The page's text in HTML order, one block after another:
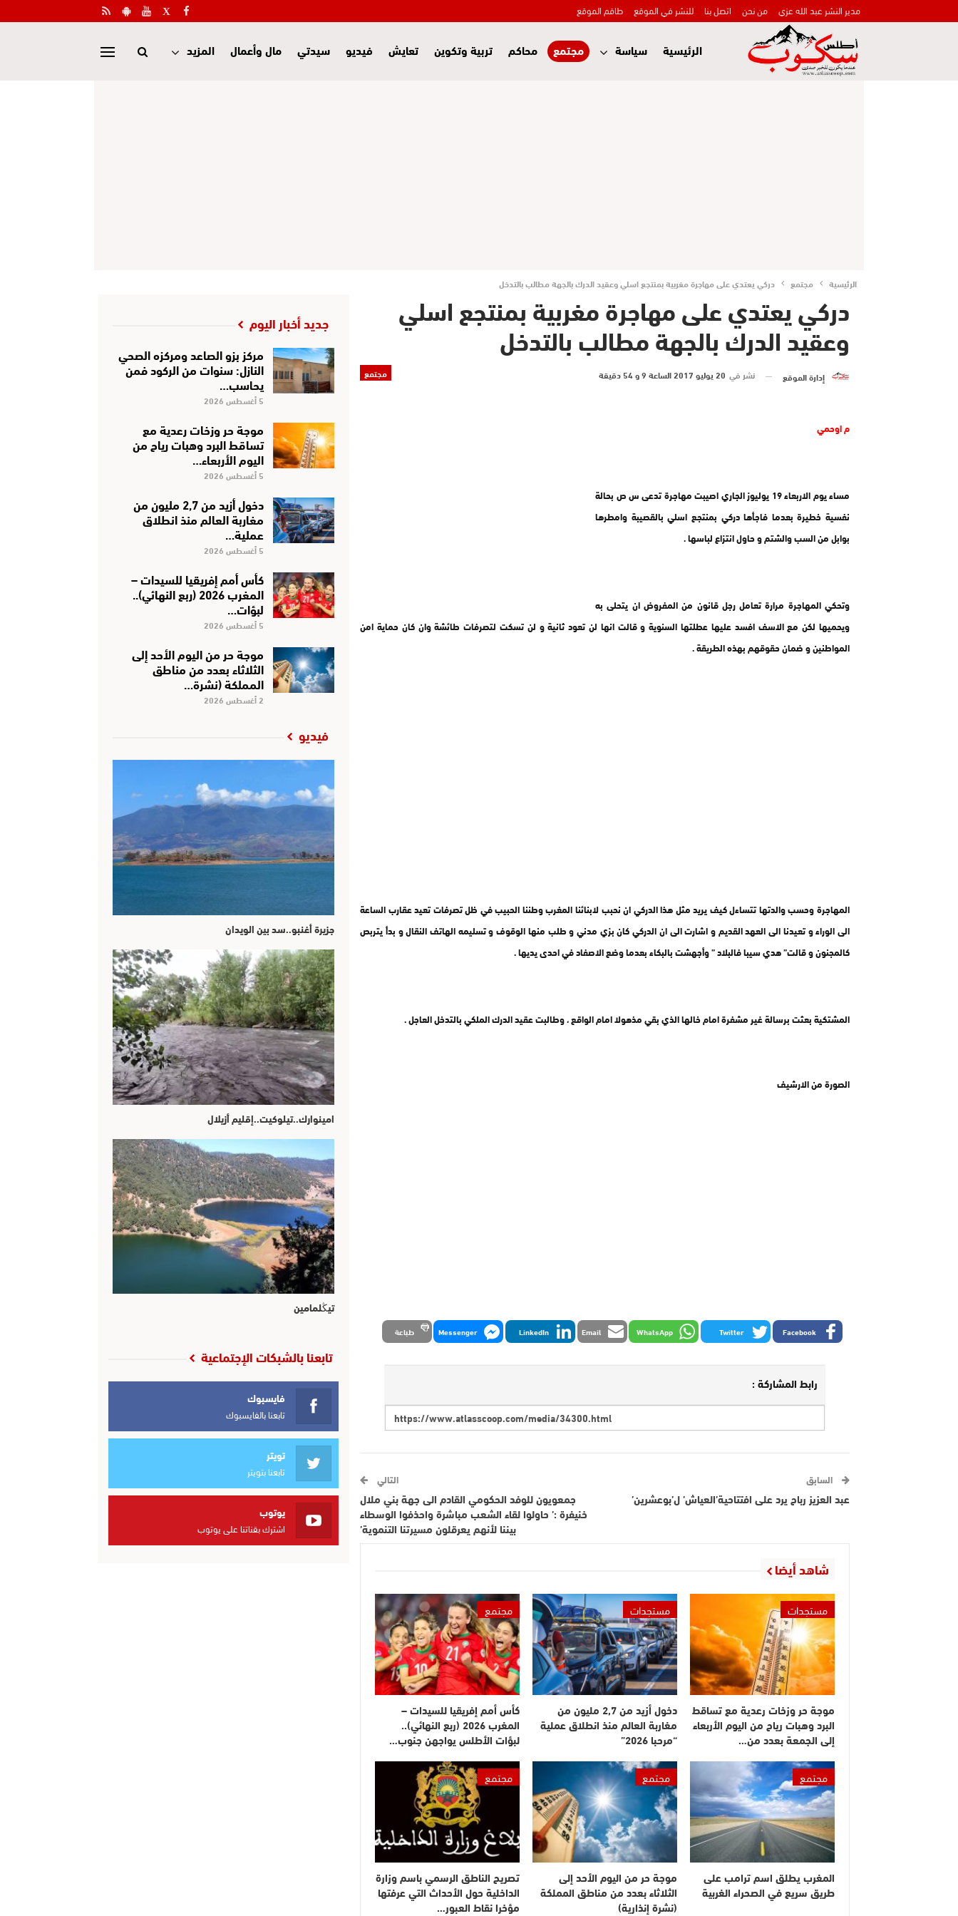
مدير النشر عبد الله عزي من نحن اتصل بنا للنشر في الموقع طاقم الموقع
الرئيسية سياسة مجتمع محاكم تربية وتكوين تعايش فيديو سيدتي مال وأعمال المزيد
الرئيسية مجتمع دركي يعتدي على مهاجرة مغربية بمنتجع اسلي وعقيد الدرك بالجهة مطالب بالتدخل
دركي يعتدي على مهاجرة مغربية بمنتجع اسلي
وعقيد الدرك بالجهة مطالب بالتدخل
مجتمع إدارة الموقع نشر في 20 يوليو 2017 الساعة 9 و 54 دقيقة
م اوحمي
مساء يوم الاربعاء 19 يوليوز الجاري اصيبت مهاجرة تدعى س ص بحالة
نفسية خطيرة بعدما فاجأها دركي بمنتجع اسلي بالقصيبة وامطرها
بوابل من السب والشتم و حاول انتزاع لباسها .
وتحكي المهاجرة مرارة تعامل رجل قانون من المفروض ان يتحلى به
ويحميها لكن مع الاسف افسد عليها عطلتها السنوية و قالت انها لن تعود ثانية و لن تسكت لتصرفات طائشة وان كان حماية امن
المواطنين و ضمان حقوقهم بهذه الطريقة .
المهاجرة وحسب والدتها تتساءل كيف يريد مثل هذا الدركي ان نحبب لابنائنا المغرب وطننا الحبيب في ظل تصرفات تعيد عقارب الساعة
الى الوراء و تعيدنا الى العهد القديم و اشارت الى ان الدركي كان بزي مدني و طلب منها الوقوف و تسليمه الهاتف النقال و بدأ يتربص
كالمجنون و قالت” هدي سيبا فالبلاد ” وأجهشت بالبكاء بعدما وضع الاصفاد في احدى يديها .
المشتكية بعثت برسالة غير مشفرة امام خالها الذي بقي مذهولا امام الواقع ، وطالبت عقيد الدرك الملكي بالتدخل العاجل .
الصورة من الارشيف
Facebook
Twitter
WhatsApp
Email
LinkedIn
Messenger طباعة
رابط المشاركة :
السابق
عبد العزيز رباح يرد على افتتاحية’العياش’ ل’بوعشرين’
التالي
جمعويون للوفد الحكومي القادم الى جهة بني ملال
خنيفرة :’ حاولوا لقاء الشعب مباشرة واحذفوا الوسطاء
بيننا لأنهم يعرقلون مسيرتنا التنموية’
شاهد أيضا
مستجدات
موجة حر وزخات رعدية مع تساقط
البرد وهبات رياح من اليوم الأربعاء
إلى الجمعة بعدد من…
مستجدات
دخول أزيد من 2,7 مليون من
مغاربة العالم منذ انطلاق عملية
“مرحبا 2026”
مجتمع
كأس أمم إفريقيا للسيدات –
المغرب 2026 (ربع النهائي)..
لبؤات الأطلس يواجهن جنوب…
مجتمع
المغرب يطلق اسم ترامب على
طريق سريع في الصحراء الغربية
مجتمع
موجة حر من اليوم الأحد إلى
الثلاثاء بعدد من مناطق المملكة
(نشرة إنذارية)
مجتمع
تصريح الناطق الرسمي باسم وزارة
الداخلية حول الأحداث التي عرفتها
مؤخرا نقاط العبور…
جديد أخبار اليوم
مركز بزو الصاعد ومركزه الصحي
النازل: سنوات من الركود فمن
يحاسب…
5 أغسطس 2026
موجة حر وزخات رعدية مع
تساقط البرد وهبات رياح من
اليوم الأربعاء…
5 أغسطس 2026
دخول أزيد من 2,7 مليون من
مغاربة العالم منذ انطلاق
عملية…
5 أغسطس 2026
كأس أمم إفريقيا للسيدات –
المغرب 2026 (ربع النهائي)..
لبؤات…
5 أغسطس 2026
موجة حر من اليوم الأحد إلى
الثلاثاء بعدد من مناطق
المملكة (نشرة…
2 أغسطس 2026
فيديو
جزيرة أغنبو..سد بين الويدان
امينوارك..تيلوكيت..إقليم أزيلال
تيڭلمامين
تابعنا بالشبكات الإجتماعية
فايسبوك
تابعنا بالفايسبوك
تويتر
تابعنا بتويتر
يوتوب
اشترك بقناتنا على يوتوب